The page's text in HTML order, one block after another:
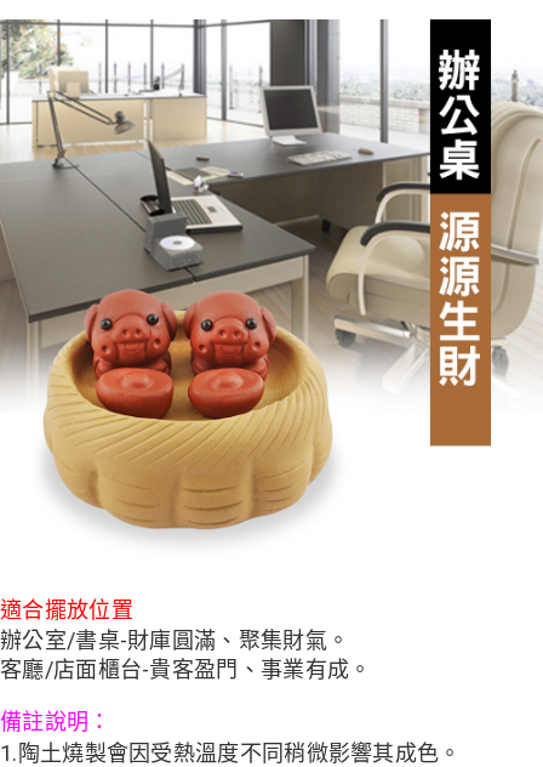
適合擺放位置
辦公室/書桌-財庫圓滿、聚集財氣。
客廳/店面櫃台-貴客盈門、事業有成。
備註說明：
1.陶土燒製會因受熱溫度不同稍微影響其成色 。